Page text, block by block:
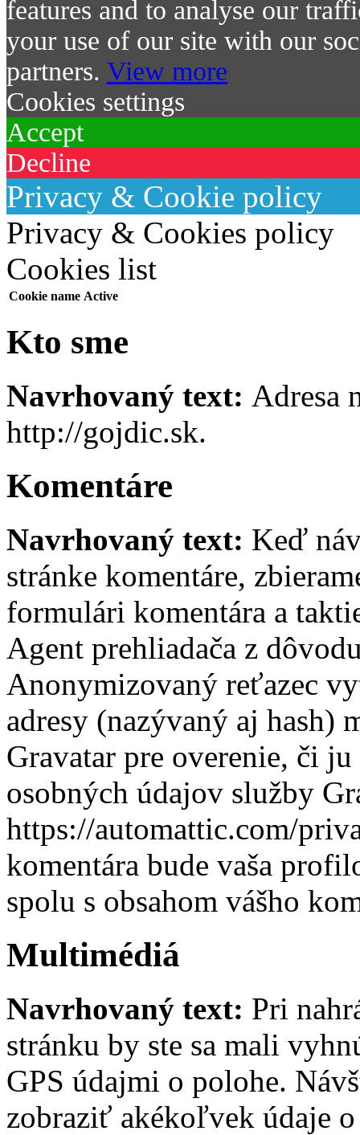
features and to analyse our
your use of our site with our
partners. View more
Cookies settings
Accept
Decline
Privacy & Cookie policy
Privacy & Cookies policy
Cookies list
Cookie name Active
Kto sme
Navrhovaný text: Adresa
http://gojdic.sk.
Komentáre
Navrhovaný text: Keď
stránke komentáre,
formulári komentára a
Agent prehliadača z
Anonymizovaný reťazec
adresy (nazývaný aj hash)
Gravatar pre overenie, či
osobných údajov služby
https://automattic.com/
komentára bude vaša
spolu s obsahom vášho
Multimédiá
Navrhovaný text: Pri
stránku by ste sa mali
GPS údajmi o polohe.
zobraziť akékoľvek údaje